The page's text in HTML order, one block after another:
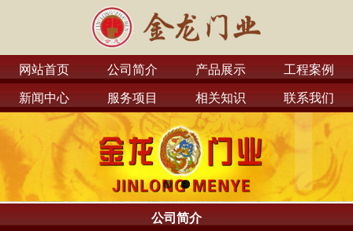
网站首页 公司简介 产品展示 工程案例
新闻中心 服务项目 相关知识 联系我们
公司简介